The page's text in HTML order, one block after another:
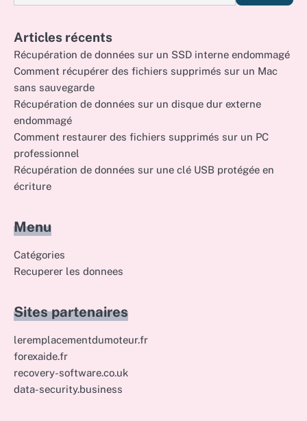
Articles récents
Récupération de données sur un SSD interne endommagé
Comment récupérer des fichiers supprimés sur un Mac
sans sauvegarde
Récupération de données sur un disque dur externe
endommagé
Comment restaurer des fichiers supprimés sur un PC
professionnel
Récupération de données sur une clé USB protégée en
écriture
Menu
Catégories
Recuperer les donnees
Sites partenaires
leremplacementdumoteur.fr
forexaide.fr
recovery-software.co.uk
data-security.business